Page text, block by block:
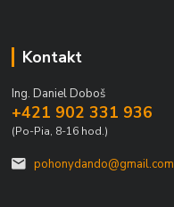
Kontakt
Ing. Daniel Doboš
+421 902 331 936
(Po-Pia, 8-16 hod.)
pohonydando@gmail.com